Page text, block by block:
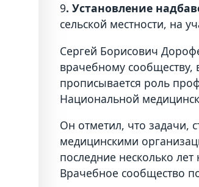
9. Установление
сельской местности, на
Сергей Борисович
врачебному
прописывается роль
Национальной
Он отметил, что задачи,
медицинскими
последние несколько
Врачебное сообщество